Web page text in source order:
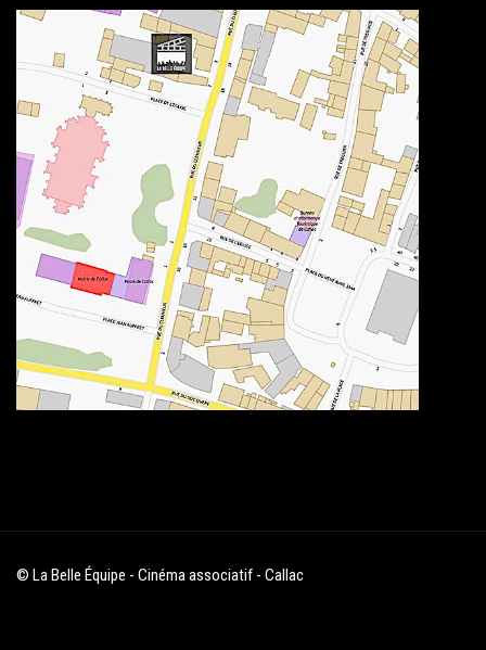
© La Belle Équipe - Cinéma associatif - Callac